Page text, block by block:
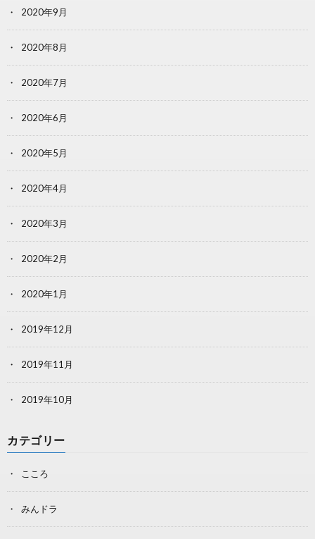
2020年9月
2020年8月
2020年7月
2020年6月
2020年5月
2020年4月
2020年3月
2020年2月
2020年1月
2019年12月
2019年11月
2019年10月
カテゴリー
こころ
みんドラ